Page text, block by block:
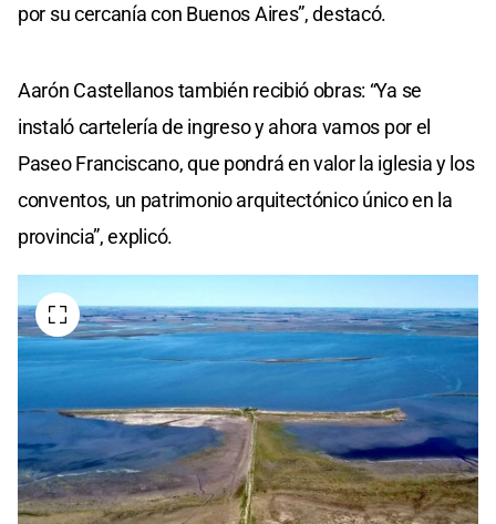
por su cercanía con Buenos Aires”, destacó.
Aarón Castellanos también recibió obras: “Ya se
instaló cartelería de ingreso y ahora vamos por el
Paseo Franciscano, que pondrá en valor la iglesia y los
conventos, un patrimonio arquitectónico único en la
provincia”, explicó.